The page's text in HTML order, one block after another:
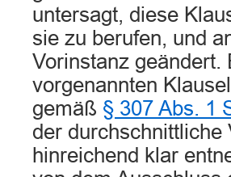
untersagt, diese
sie zu berufen, und
Vorinstanz geändert.
vorgenannten
gemäß § 307 Abs. 1
der durchschnittliche
hinreichend klar